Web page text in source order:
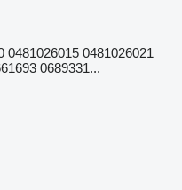
0481026015 0481026021
0689331...